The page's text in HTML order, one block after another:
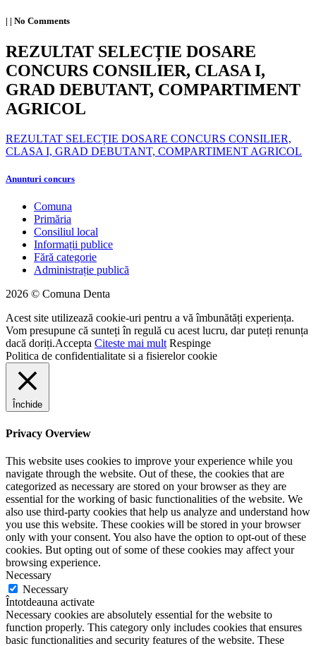
| | No Comments
REZULTAT SELECȚIE DOSARE
CONCURS CONSILIER, CLASA I,
GRAD DEBUTANT, COMPARTIMENT
AGRICOL
REZULTAT SELECȚIE DOSARE CONCURS CONSILIER,
CLASA I, GRAD DEBUTANT, COMPARTIMENT AGRICOL
Anunturi concurs
Comuna
Primăria
Consiliul local
Informații publice
Fără categorie
Administrație publică
2026 © Comuna Denta
Acest site utilizează cookie-uri pentru a vă îmbunătăți experiența.
Vom presupune că sunteți în regulă cu acest lucru, dar puteți renunța
dacă doriți.Accepta Citeste mai mult Respinge
Politica de confidentialitate si a fisierelor cookie
Închide
Privacy Overview
This website uses cookies to improve your experience while you
navigate through the website. Out of these, the cookies that are
categorized as necessary are stored on your browser as they are
essential for the working of basic functionalities of the website. We
also use third-party cookies that help us analyze and understand how
you use this website. These cookies will be stored in your browser
only with your consent. You also have the option to opt-out of these
cookies. But opting out of some of these cookies may affect your
browsing experience.
Necessary
Necessary
Întotdeauna activate
Necessary cookies are absolutely essential for the website to
function properly. This category only includes cookies that ensures
basic functionalities and security features of the website. These